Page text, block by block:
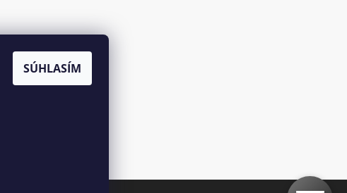
SÚHLASÍM